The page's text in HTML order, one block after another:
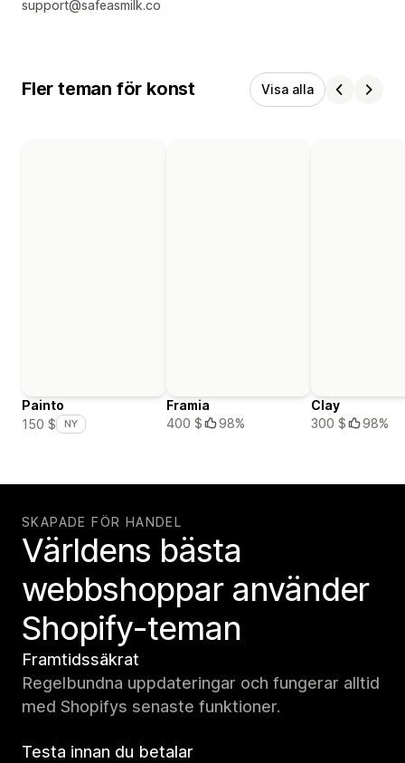
support@safeasmilk.co
Fler teman för konst Visa alla
Painto
150 $
NY
Framia
400 $
98%
Clay
300 $
98%
SKAPADE FÖR HANDEL
Världens bästa
webbshoppar använder
Shopify-teman
Framtidssäkrat
Regelbundna uppdateringar och fungerar alltid
med Shopifys senaste funktioner.
Testa innan du betalar